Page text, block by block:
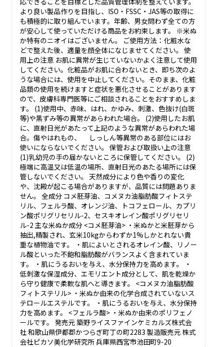
より良い製品作りを目指し、ISO・FSSC・JAS等の取得に
も積極的に取り組んでいます。年齢、男女問わず全ての方
が安心して使っていただける商品をお約束します。 ※米ぬ
か特有のニオイはございません。 ご使用方法：化粧水な
どで整えた後、適量を顔全体になじませてください。 使
用上の注意 お肌に異常が生じていないかよく注意して使用
してください。化粧品がお肌に合わないとき、即ち次のよ
うな場合には、使用を中止してください。そのまま、化粧
品類の使用を続けますと症状を悪化させることがあります
ので、皮膚科専門医等にご相談されることをおすすめしま
す。 (1)使用中、赤味、はれ、かゆみ、刺激、色抜け(白斑
等)や黒ずみ等の異常があらわれた場合。 (2)使用したお肌
に、直射日光があたって上記のような異常があらわれた場
合。傷やはれもの、 しっしん等異常のある部位にはお
使いにならないでください。 保管および取扱い上の注意
(1)乳幼児の手の届かないところに保管してください。 (2)
極端に高温又は低温の場所、直射日光のあたる場所には保
管しないでください。 天然成分により色や香りの変化
や、沈殿が起こる場合がありますが、品質には問題ありま
せん。 全成分 コメ胚芽油、コメヌカ油脂肪酸フィトステ
リル、フェルラ酸、オレンジ油、トコフェロール、カプリ
ン酸ポリグリセリル-2、セスキオレイン酸ポリグリセリ
ル-2 主な米ぬか成分 <コメ胚芽油> ・米ぬかと米胚芽から
抽出,精製され、玄米10kgからわずか1%しかとれない貴
重な植物油です。 ・肌によいとされるオレイン酸、リノー
ル酸といった不飽和脂肪酸がバランスよく含まれていま
す。 ・肌にうるおいを与え、水分保持力を高めます。 ・
低刺激な保湿成分、エモリエント成分として、肌を乾燥か
ら守り健康で柔軟な肌へと導きます。 <コメヌカ油脂肪酸
フィトステリル> ・米ぬか由来の化学合成されていないス
テロールエステルです。 ・肌にうるおいを与え、水分保持
力を高めます。 <フェルラ酸> ・米ぬか由来のポリフェノ
ールです。 発売元 築野ライスファインケミカルズ株式会
社 和歌山県伊都郡かつらぎ町丁の町2283 製造販売元 株式
会社ピカソ美化学研究所 兵庫県西宮市池田町9-20